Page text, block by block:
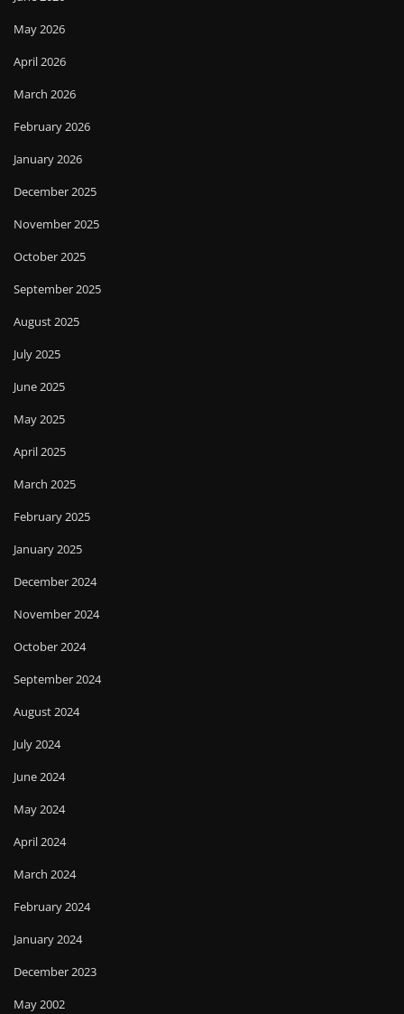
May 2026
April 2026
March 2026
February 2026
January 2026
December 2025
November 2025
October 2025
September 2025
August 2025
July 2025
June 2025
May 2025
April 2025
March 2025
February 2025
January 2025
December 2024
November 2024
October 2024
September 2024
August 2024
July 2024
June 2024
May 2024
April 2024
March 2024
February 2024
January 2024
December 2023
May 2002